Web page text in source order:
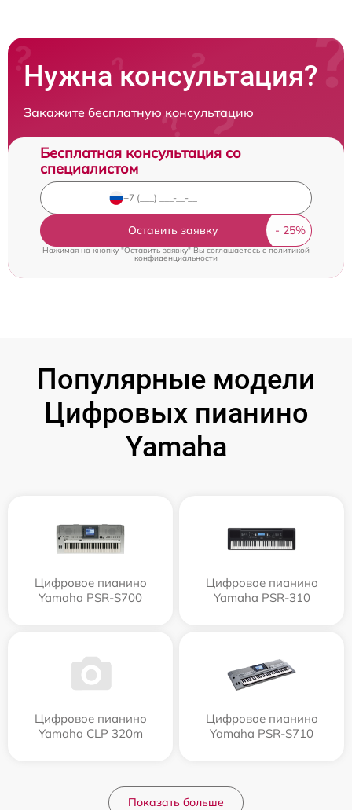
Нужна консультация?
Закажите бесплатную консультацию
Бесплатная консультация со
специалистом
Оставить заявку
Нажимая на кнопку "Оставить заявку" Вы соглашаетесь cполитикой
конфиденциальности
Популярные модели
Цифровых пианино
Yamaha
Цифровое пианино
Yamaha PSR-S700
Цифровое пианино
Yamaha PSR-310
Цифровое пианино
Yamaha CLP 320m
Цифровое пианино
Yamaha PSR-S710
Показать больше